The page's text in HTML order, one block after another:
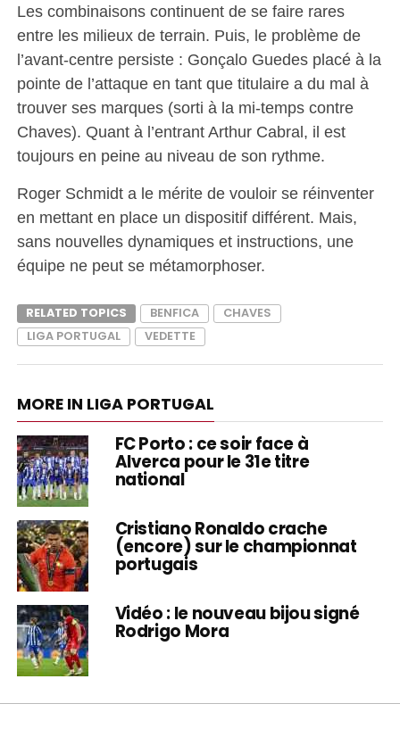
Les combinaisons continuent de se faire rares
entre les milieux de terrain. Puis, le problème de
l’avant-centre persiste : Gonçalo Guedes placé à la
pointe de l’attaque en tant que titulaire a du mal à
trouver ses marques (sorti à la mi-temps contre
Chaves). Quant à l’entrant Arthur Cabral, il est
toujours en peine au niveau de son rythme.
Roger Schmidt a le mérite de vouloir se réinventer
en mettant en place un dispositif différent. Mais,
sans nouvelles dynamiques et instructions, une
équipe ne peut se métamorphoser.
RELATED TOPICS BENFICA
CHAVES
LIGA PORTUGAL
VEDETTE
MORE IN LIGA PORTUGAL
FC Porto : ce soir face à
Alverca pour le 31e titre
national
Cristiano Ronaldo crache
(encore) sur le championnat
portugais
Vidéo : le nouveau bijou signé
Rodrigo Mora